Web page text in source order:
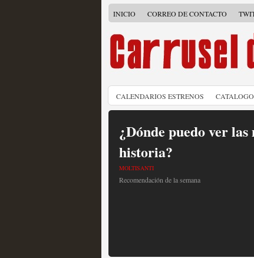
INICIO CORREO DE CONTACTO
CALENDARIOS ESTRENOS
¿Dónde puedo ver
historia?
MOLTISANTI
Recomendación de la semana